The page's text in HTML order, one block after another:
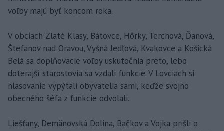
voľby majú byť koncom roka.
V obciach Zlaté Klasy, Bátovce, Hôrky, Terchová, Ďanová,
Štefanov nad Oravou, Vyšná Jedľová, Kvakovce a Košická
Belá sa doplňovacie voľby uskutočnia preto, lebo
doterajší starostovia sa vzdali funkcie. V Lovciach si
hlasovanie vypýtali obyvatelia sami, keďže svojho
obecného šéfa z funkcie odvolali.
Liešťany, Demänovská Dolina, Bačkov a Vojka prišli o